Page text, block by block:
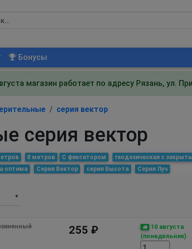
Бонусы
магазин работает по адресу Рязань, ул.
серия вектор
серия вектор
8 метров С фиксатором геодезическая с
оптима Серия Вектор серия Высота Серия Луч
▼
255 ₽
10 августа
(понедельник)